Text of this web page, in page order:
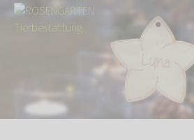
Aktuelles
ROSENGARTEN-Sterne Gedenkaktion: Über